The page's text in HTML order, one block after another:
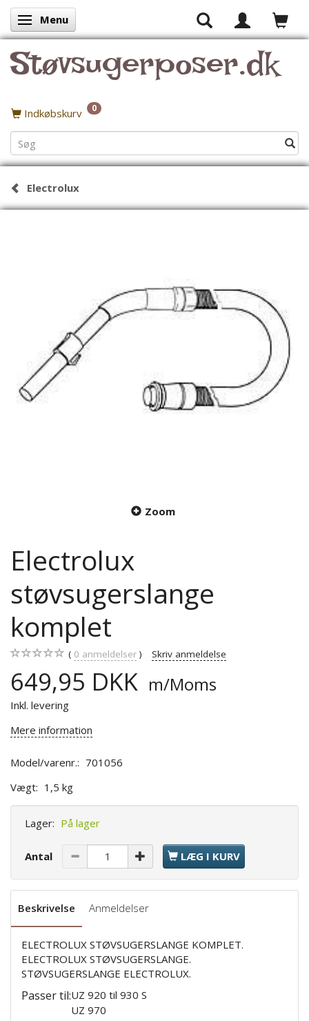
Skifte navigation
Menu
Støvsugerposer.dk
Indkøbskurv 0
Electrolux
Zoom
Electrolux
støvsugerslange
komplet
0 anmeldelser Skriv anmeldelse
649,95 DKK m/Moms
Inkl. levering
Mere information
Model/varenr.: 701056
Vægt: 1,5 kg
Lager: På lager
Antal LÆG I KURV
Beskrivelse Anmeldelser
ELECTROLUX STØVSUGERSLANGE KOMPLET.
ELECTROLUX STØVSUGERSLANGE.
STØVSUGERSLANGE ELECTROLUX.
Passer til:UZ 920 til 930 S
UZ 970